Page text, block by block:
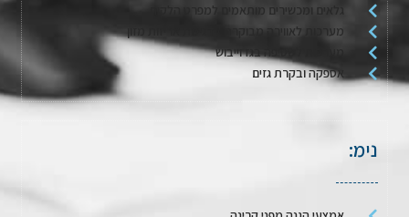
גלאים ומכשירים מותאמים למפרט הלקוח
מערכות לאווירה מבוקרת / דגימת אריזות מזון
מערכות לשטיפה בגז וייבוש
אספקה ובקרת גזים
נימ: